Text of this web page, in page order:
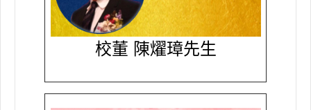
校董 陳燿璋先生